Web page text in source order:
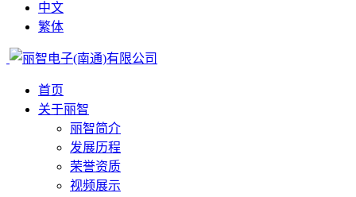
中文
繁体
首页
关于丽智
丽智简介
发展历程
荣誉资质
视频展示